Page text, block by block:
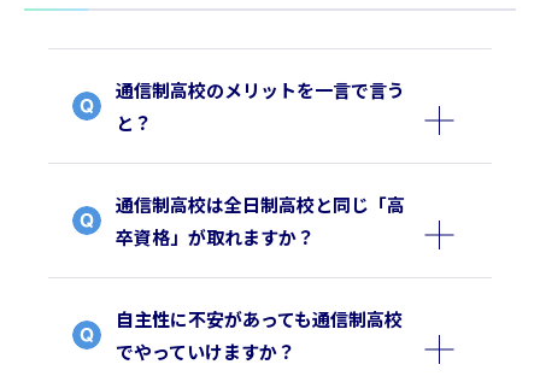
通信制高校のメリットを一言で言う
と？
通信制高校は全日制高校と同じ「高
卒資格」が取れますか？
自主性に不安があっても通信制高校
でやっていけますか？